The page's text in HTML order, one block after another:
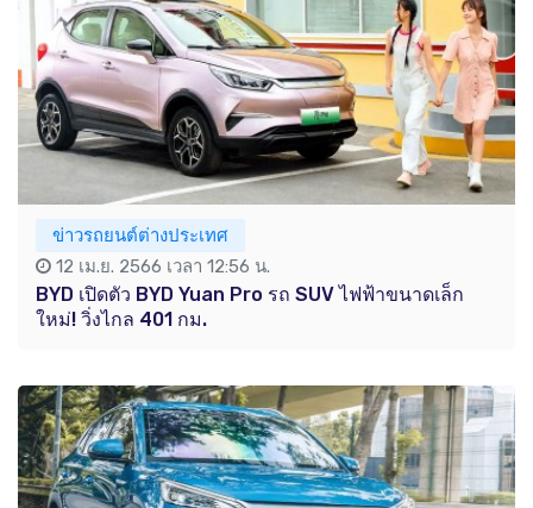
ข่าวรถยนต์ต่างประเทศ
12 เม.ย. 2566 เวลา 12:56 น.
BYD เปิดตัว BYD Yuan Pro รถ SUV ไฟฟ้าขนาดเล็ก
ใหม่! วิ่งไกล 401 กม.